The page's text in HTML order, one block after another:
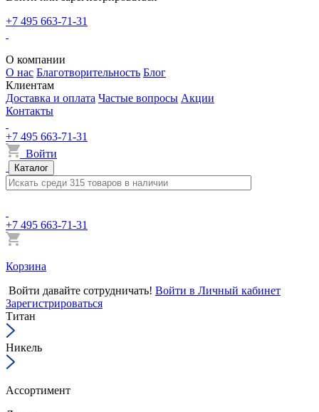
+7 495 663-71-31
О компании
О нас Благотворительность Блог
Клиентам
Доставка и оплата Частые вопросы Акции
Контакты
+7 495 663-71-31
Войти
Каталог
+7 495 663-71-31
Корзина
Войти давайте сотрудничать! Войти в Личный кабинет
Зарегистрироваться
Титан
Никель
Ассортимент